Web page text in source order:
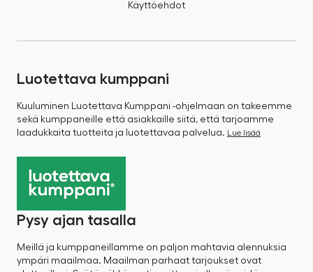
Käyttöehdot
Luotettava kumppani
Kuuluminen Luotettava Kumppani -ohjelmaan on takeemme
sekä kumppaneille että asiakkaille siitä, että tarjoamme
laadukkaita tuotteita ja luotettavaa palvelua.
Lue lisää
Pysy ajan tasalla
Meillä ja kumppaneillamme on paljon mahtavia alennuksia
ympäri maailmaa. Maailman parhaat tarjoukset ovat